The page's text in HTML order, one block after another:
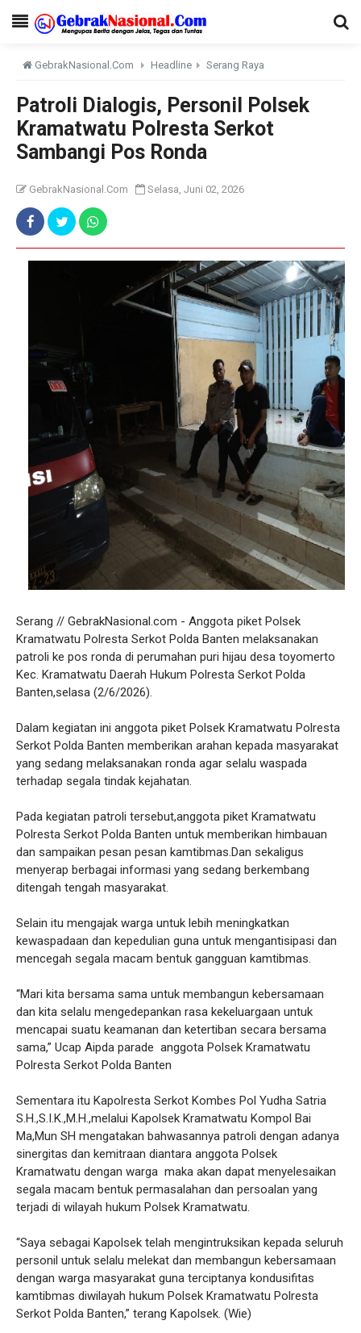
GebrakNasional.Com Headline Serang Raya
Patroli Dialogis, Personil Polsek
Kramatwatu Polresta Serkot
Sambangi Pos Ronda
GebrakNasional.Com Selasa, Juni 02, 2026
Serang // GebrakNasional.com - Anggota piket Polsek
Kramatwatu Polresta Serkot Polda Banten melaksanakan
patroli ke pos ronda di perumahan puri hijau desa toyomerto
Kec. Kramatwatu Daerah Hukum Polresta Serkot Polda
Banten,selasa (2/6/2026).
Dalam kegiatan ini anggota piket Polsek Kramatwatu Polresta
Serkot Polda Banten memberikan arahan kepada masyarakat
yang sedang melaksanakan ronda agar selalu waspada
terhadap segala tindak kejahatan.
Pada kegiatan patroli tersebut,anggota piket Kramatwatu
Polresta Serkot Polda Banten untuk memberikan himbauan
dan sampaikan pesan pesan kamtibmas.Dan sekaligus
menyerap berbagai informasi yang sedang berkembang
ditengah tengah masyarakat.
Selain itu mengajak warga untuk lebih meningkatkan
kewaspadaan dan kepedulian guna untuk mengantisipasi dan
mencegah segala macam bentuk gangguan kamtibmas.
“Mari kita bersama sama untuk membangun kebersamaan
dan kita selalu mengedepankan rasa kekeluargaan untuk
mencapai suatu keamanan dan ketertiban secara bersama
sama,” Ucap Aipda parade anggota Polsek Kramatwatu
Polresta Serkot Polda Banten
Sementara itu Kapolresta Serkot Kombes Pol Yudha Satria
S.H.,S.I.K.,M.H.,melalui Kapolsek Kramatwatu Kompol Bai
Ma,Mun SH mengatakan bahwasannya patroli dengan adanya
sinergitas dan kemitraan diantara anggota Polsek
Kramatwatu dengan warga maka akan dapat menyelesaikan
segala macam bentuk permasalahan dan persoalan yang
terjadi di wilayah hukum Polsek Kramatwatu.
“Saya sebagai Kapolsek telah mengintruksikan kepada seluruh
personil untuk selalu melekat dan membangun kebersamaan
dengan warga masyarakat guna terciptanya kondusifitas
kamtibmas diwilayah hukum Polsek Kramatwatu Polresta
Serkot Polda Banten,” terang Kapolsek. (Wie)